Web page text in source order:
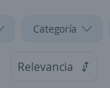
Categoría
Relevancia